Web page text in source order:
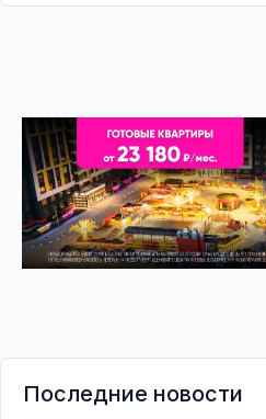
Последние новости